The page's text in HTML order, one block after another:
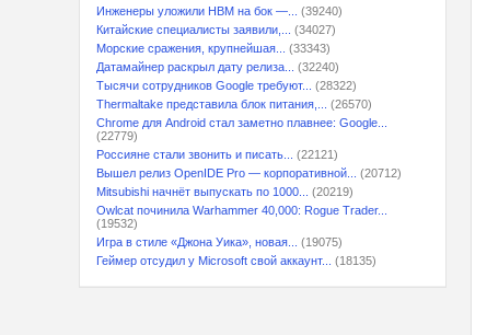
Инженеры уложили HBM на бок —...
(39240)
Китайские специалисты заявили,...
(34027)
Морские сражения, крупнейшая...
(33343)
Датамайнер раскрыл дату релиза...
(32240)
Тысячи сотрудников Google требуют...
(28322)
Thermaltake представила блок питания,...
(26570)
Chrome для Android стал заметно плавнее: Google...
(22779)
Россияне стали звонить и писать...
(22121)
Вышел релиз OpenIDE Pro — корпоративной...
(20712)
Mitsubishi начнёт выпускать по 1000...
(20219)
Owlcat починила Warhammer 40,000: Rogue Trader...
(19532)
Игра в стиле «Джона Уика», новая...
(19075)
Геймер отсудил у Microsoft свой аккаунт...
(18135)